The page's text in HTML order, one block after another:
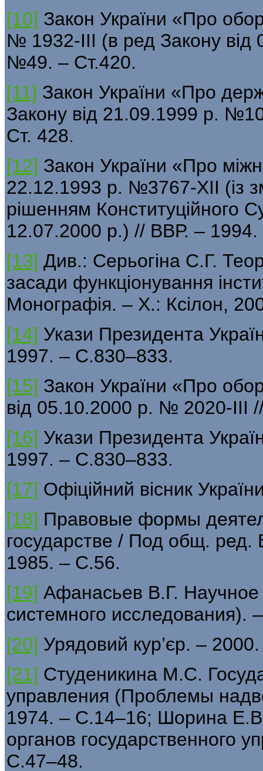
[10] Закон України «Про
№ 1932-III (в ред Закону
№49. – Ст.420.
[11] Закон України «Про
Закону від 21.09.1999 р.
Ст. 428.
[12] Закон України «Про
22.12.1993 р. №3767-XII (із
рішенням Конституційного
12.07.2000 р.) // ВВР. –
[13] Див.: Серьогіна С.Г.
засади функціонування
Монографія. – Х.: Ксілон,
[14] Укази Президента
1997. – С.830–833.
[15] Закон України «Про
від 05.10.2000 р. № 2020-III
[16] Укази Президента
1997. – С.830–833.
[17] Офіційний вісник
[18] Правовые формы
государстве / Под общ.
1985. – С.56.
[19] Афанасьев В.Г.
системного
[20] Урядовий кур’єр. –
[21] Студеникина М.С.
управления (Проблемы
1974. – С.14–16; Шорина
органов государственного
С.47–48.